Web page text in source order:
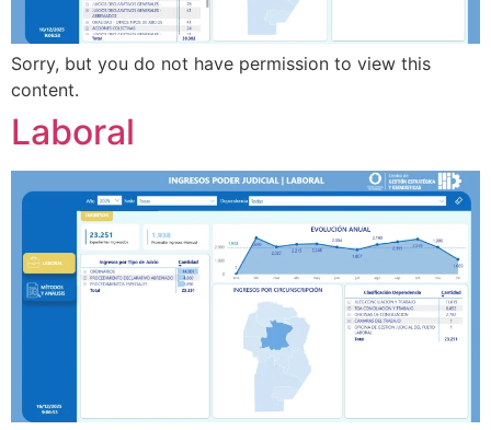
Sorry, but you do not have permission to view this
content.
Laboral